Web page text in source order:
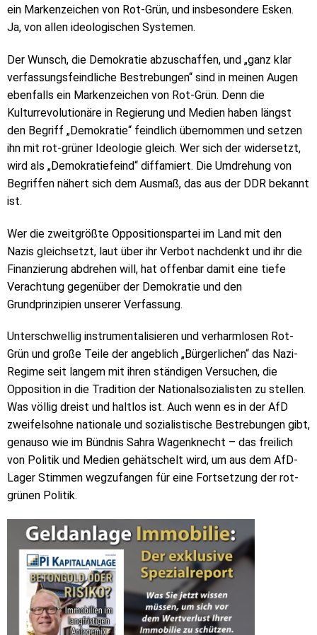
ein Markenzeichen von Rot-Grün, und insbesondere Esken.
Ja, von allen ideologischen Systemen.
Der Wunsch, die Demokratie abzuschaffen, und „ganz klar
verfassungsfeindliche Bestrebungen“ sind in meinen Augen
ebenfalls ein Markenzeichen von Rot-Grün. Denn die
Kulturrevolutionäre in Regierung und Medien haben längst
den Begriff „Demokratie“ feindlich übernommen und setzen
ihn mit rot-grüner Ideologie gleich. Wer sich der widersetzt,
wird als „Demokratiefeind“ diffamiert. Die Umdrehung von
Begriffen nähert sich dem Ausmaß, das aus der DDR bekannt
ist.
Wer die zweitgrößte Oppositionspartei im Land mit den
Nazis gleichsetzt, laut über ihr Verbot nachdenkt und ihr die
Finanzierung abdrehen will, hat offenbar damit eine tiefe
Verachtung gegenüber der Demokratie und den
Grundprinzipien unserer Verfassung.
Unterschwellig instrumentalisieren und verharmlosen Rot-
Grün und große Teile der angeblich „Bürgerlichen“ das Nazi-
Regime seit langem mit ihren ständigen Versuchen, die
Opposition in die Tradition der Nationalsozialisten zu stellen.
Was völlig dreist und haltlos ist. Auch wenn es in der AfD
zweifelsohne nationale und sozialistische Bestrebungen gibt,
genauso wie im Bündnis Sahra Wagenknecht – das freilich
von Politik und Medien gehätschelt wird, um aus dem AfD-
Lager Stimmen wegzufangen für eine Fortsetzung der rot-
grünen Politik.